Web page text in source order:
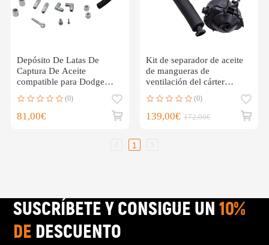
Depósito De Latas De
Captura De Aceite
compatible para Dodge
compatible para HEMI
6.4L
(0)
81,00€
Kit de separador de aceite
de mangueras de
ventilación del cárter
compatible para BMW 1 3
5 6 N52 B30 11617522933
(0)
139,00€ 172,00€
1
SUSCRÍBETE Y CONSIGUE UN10%
DE DESCUENTO